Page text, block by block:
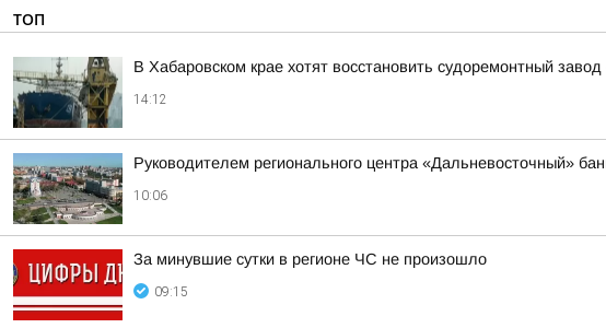
ТОП
В Хабаровском крае хотят восстановить судоремонтный
14:12
Руководителем регионального центра «Дальневосточный»
10:06
За минувшие сутки в регионе ЧС не произошло
09:15